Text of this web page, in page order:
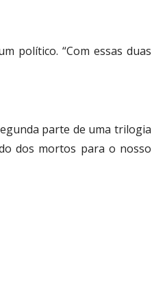
político. “Com essas duas
parte de uma trilogia
dos mortos para o nosso